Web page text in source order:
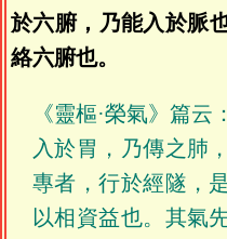
於六腑，乃能入於脈
絡六腑也。
《靈樞·榮氣》篇
入於胃，乃傳之肺
專者，行於經隧，
以相資益也。其氣